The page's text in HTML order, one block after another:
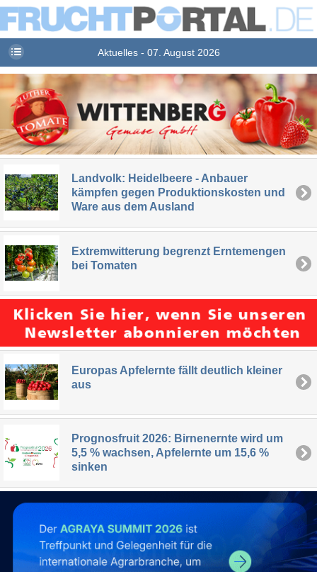
Aktuelles - 07. August 2026
Landvolk: Heidelbeere - Anbauer
kämpfen gegen Produktionskosten und
Ware aus dem Ausland
Extremwitterung begrenzt Erntemengen
bei Tomaten
Europas Apfelernte fällt deutlich kleiner
aus
Prognosfruit 2026: Birnenernte wird um
5,5 % wachsen, Apfelernte um 15,6 %
sinken